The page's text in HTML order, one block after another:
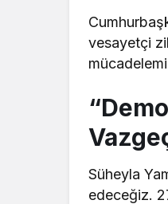
vesayetçi
Süheyla
edeceğiz.